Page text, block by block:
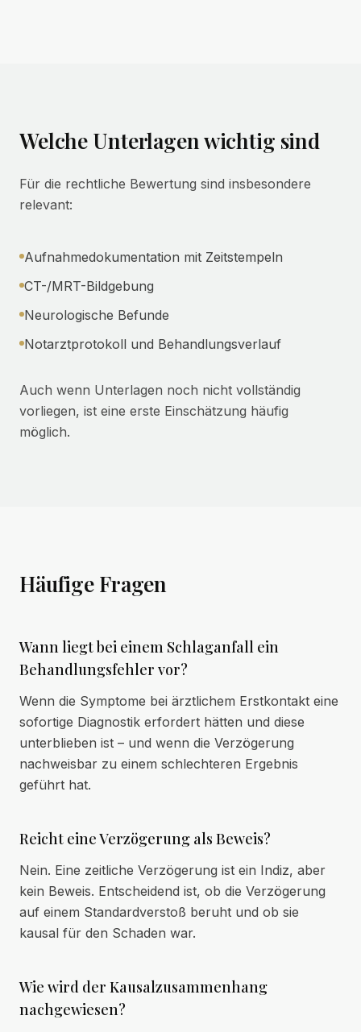
Welche Unterlagen wichtig sind
Für die rechtliche Bewertung sind insbesondere
relevant:
Aufnahmedokumentation mit Zeitstempeln
CT-/MRT-Bildgebung
Neurologische Befunde
Notarztprotokoll und Behandlungsverlauf
Auch wenn Unterlagen noch nicht vollständig
vorliegen, ist eine erste Einschätzung häufig
möglich.
Häufige Fragen
Wann liegt bei einem Schlaganfall ein
Behandlungsfehler vor?
Wenn die Symptome bei ärztlichem Erstkontakt eine
sofortige Diagnostik erfordert hätten und diese
unterblieben ist – und wenn die Verzögerung
nachweisbar zu einem schlechteren Ergebnis
geführt hat.
Reicht eine Verzögerung als Beweis?
Nein. Eine zeitliche Verzögerung ist ein Indiz, aber
kein Beweis. Entscheidend ist, ob die Verzögerung
auf einem Standardverstoß beruht und ob sie
kausal für den Schaden war.
Wie wird der Kausalzusammenhang
nachgewiesen?